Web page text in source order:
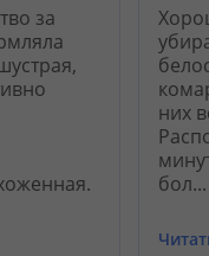
за
них
бол...